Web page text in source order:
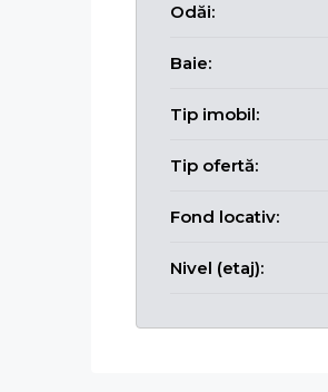
Odăi:
Baie:
Tip imobil:
Tip ofertă:
Fond locativ:
Nivel (etaj):